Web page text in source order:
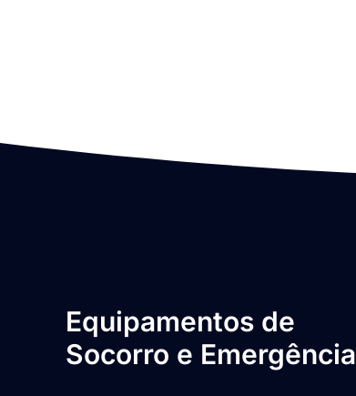
Equipamentos de
Socorro e Emergência